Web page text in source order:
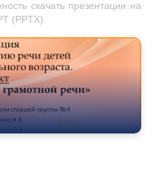
скачать презентации на
(PPTX).